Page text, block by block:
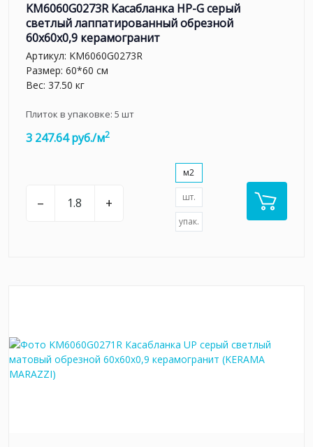
KM6060G0273R Касабланка HP-G серый
светлый лаппатированный обрезной
60x60x0,9 керамогранит
Артикул: KM6060G0273R
Размер: 60*60 см
Вес: 37.50 кг
Плиток в упаковке: 5 шт
3 247.64 руб./м2
– +
м2
шт.
упак.